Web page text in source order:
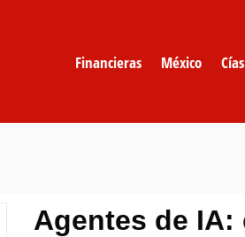
Financieras México
Agentes de